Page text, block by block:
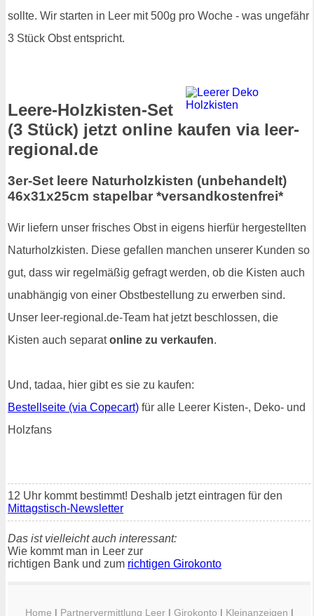
sollte. Wir starten in Leer mit 500g pro Woche - was ungefähr
3 Stück Obst entspricht.
Leere-Holzkisten-Set
(3 Stück) jetzt online kaufen via leer-
regional.de
3er-Set leere Naturholzkisten (unbehandelt)
46x31x25cm stapelbar *versandkostenfrei*
Wir liefern unser frisches Obst in eigens hierfür hergestellten
Naturholzkisten. Diese gefallen manchen unserer Kunden so
gut, dass wir regelmäßig gefragt werden, ob die Kisten auch
unabhängig von einer Obstbestellung zu erwerben sind.
Unser leer-regional.de-Team hat jetzt beschlossen, die
Kisten auch separatonline zu verkaufen.
Und, tadaa, hier gibt es sie zu kaufen:
Bestellseite (via Copecart) für alle Leerer Kisten-, Deko- und
Holzfans
12 Uhr kommt bestimmt! Deshalb jetzt eintragen für den
Mittagstisch-Newsletter
Das ist vielleicht auch interessant:
Wie kommt man in Leer zur
richtigen Bank und zum richtigen Girokonto
Home | Partnervermittlung Leer| Girokonto | Kleinanzeigen |